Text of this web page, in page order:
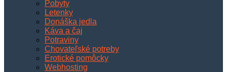
Pobyty
Letenky
Donáška jedla
Káva a čaj
Potraviny
Chovateľské potreby
Erotické pomôcky
Webhosting